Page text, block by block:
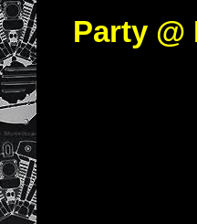
Party @